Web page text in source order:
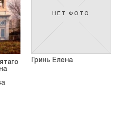
НЕТ ФОТО
Гринь Елена